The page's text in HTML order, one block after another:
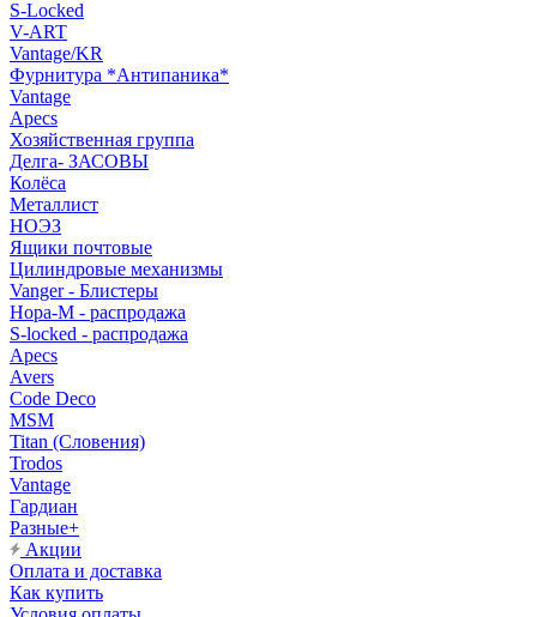
S-Locked
V-ART
Vantage/KR
Фурнитура *Антипаника*
Vantage
Apecs
Хозяйственная группа
Делга- ЗАСОВЫ
Колёса
Металлист
НОЭЗ
Ящики почтовые
Цилиндровые механизмы
Vanger - Блистеры
Нора-М - распродажа
S-locked - распродажа
Apecs
Avers
Code Deco
MSM
Titan (Словения)
Trodos
Vantage
Гардиан
Разные+
Акции
Оплата и доставка
Как купить